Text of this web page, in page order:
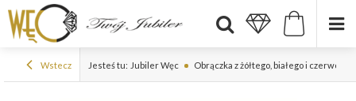
Wstecz Jesteś tu: Jubiler Węc Obrączka z żółtego, białego i